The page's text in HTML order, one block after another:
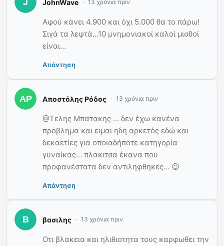
JohnWave 13 χρόνια πριν
Αφού κάνει 4.900 και όχι 5.000 θα το πάρω!
Σιγά τα λεφτά…10 μνημονιακοί καλοί μισθοί
είναι…
Απάντηση
Αποστόλης Ρόδος 13 χρόνια πριν
@Τελης Μπατακης … δεν έχω κανένα
προβλημα και ειμαι ηδη αρκετός εδώ και
δεκαετίες για οποιαδήποτε κατηγορία
γυναίκας… πλακιτσα έκανα που
προφανέστατα δεν αντιληφθηκες… 😉
Απάντηση
βασιλης 13 χρόνια πριν
Οτι βλακεια και ηλιθιοτητα τους καρφωθει την